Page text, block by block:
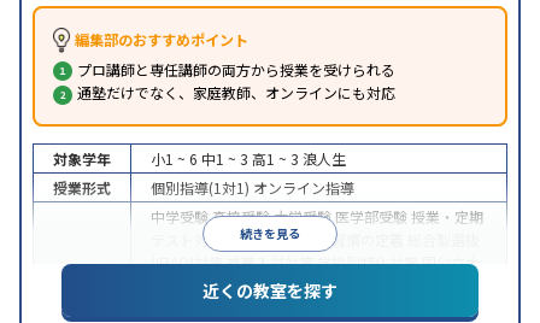
編集部のおすすめポイント
プロ講師と専任講師の両方から授業を受けられる
通塾だけでなく、家庭教師、オンラインにも対応
続きを見る
対象学年 小1 ~ 6 中1 ~ 3 高1 ~ 3 浪人生
授業形式
個別指導(1対1) オンライン指導
中学受験高校受験大学受験 医学部受験 授業・定期
テスト対策
内申点対策 学習習慣の定着
(旧AO)対策推薦入試対策学校別特化対策国公立大
私大対策共通テスト対策
英語・英会話特化
近くの教室を探す